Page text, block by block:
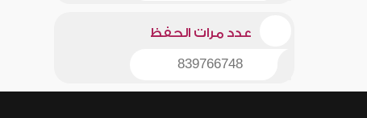
عدد مرات الحفظ
839766748